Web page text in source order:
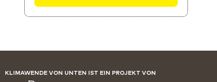
KLIMAWENDE VON UNTEN IST EIN PROJEKT VON